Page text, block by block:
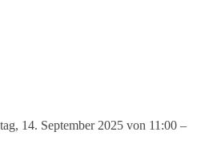
14. September 2025 von 11:00 –